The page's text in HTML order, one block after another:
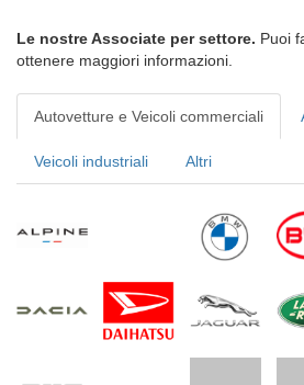
Le nostre Associate per settore. Puoi
ottenere maggiori informazioni.
Autovetture e Veicoli commerciali
Veicoli industriali Altri